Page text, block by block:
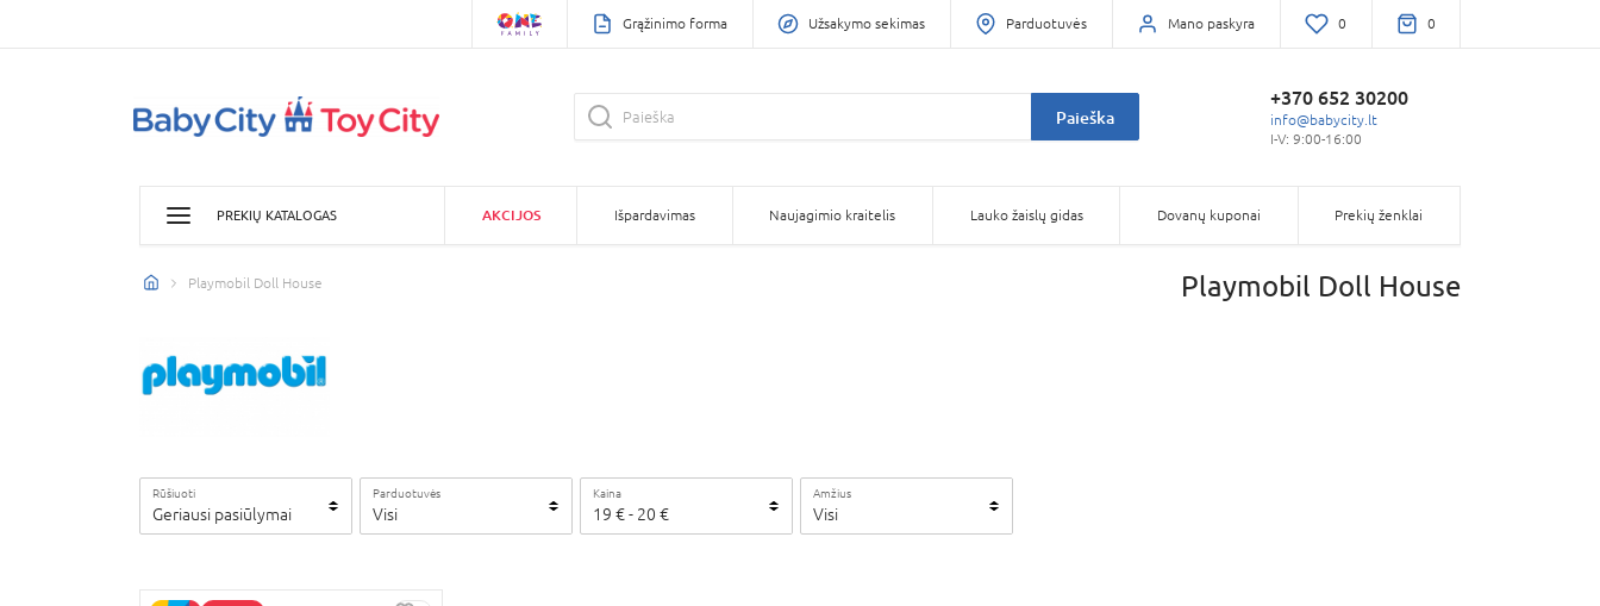
Grąžinimo forma Užsakymo sekimas Parduotuvės Mano paskyra 0 0
Paieška
+370 652 30200
info@babycity.lt
I-V: 9:00-16:00
PREKIŲ KATALOGAS AKCIJOS Išpardavimas Naujagimio kraitelis Lauko žaislų gidas Dovanų kuponai Prekių ženklai
Playmobil Doll House Playmobil Doll House
Rūšiuoti
Geriausi pasiūlymai
Parduotuvės
Visi
Kaina
19 € - 20 €
Amžius
Visi